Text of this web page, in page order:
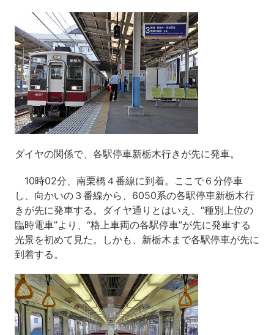
ダイヤの関係で、各駅停車新栃木行きが先に発車。
10時02分、南栗橋４番線に到着。ここで６分停車
し、向かいの３番線から、6050系の各駅停車新栃木行
きが先に発車する。ダイヤ通りとはいえ、“種別上位の
臨時電車”より、“格上車両の各駅停車”が先に発車する
光景を初めて見た。しかも、新栃木まで各駅停車が先に
到着する。